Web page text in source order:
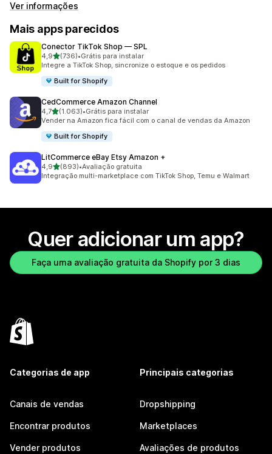
Ver informações
Mais apps parecidos
Conector TikTok Shop — SPL
4,9de 5 estrelas
(736)
736 avaliações ao todo
•Grátis para instalar
Integre a TikTok Shop, sincronize o estoque e os pedidos
Built for Shopify
CedCommerce Amazon Channel
4,7de 5 estrelas
(1.063)
1063 avaliações ao todo
•Grátis para instalar
Vender na Amazon fica fácil com o canal de vendas da Amazon
Built for Shopify
LitCommerce eBay Etsy Amazon +
4,9de 5 estrelas
(893)
893 avaliações ao todo
•Avaliação gratuita
Integração multi-marketplace com TikTok Shop, Temu e Walmart
Quer adicionar um app?
Faça uma avaliação gratuita da Shopify por 3 dias
Categorias de app
Canais de vendas
Encontrar produtos
Vender produtos
Principais categorias
Dropshipping
Marketplaces
Avaliações de produtos